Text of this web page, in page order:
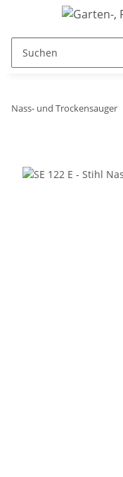
Nass- und Trockensauger